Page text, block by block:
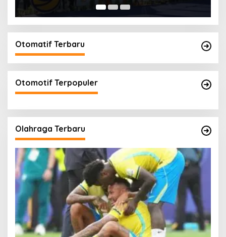
Otomatif Terbaru
Otomotif Terpopuler
Olahraga Terbaru